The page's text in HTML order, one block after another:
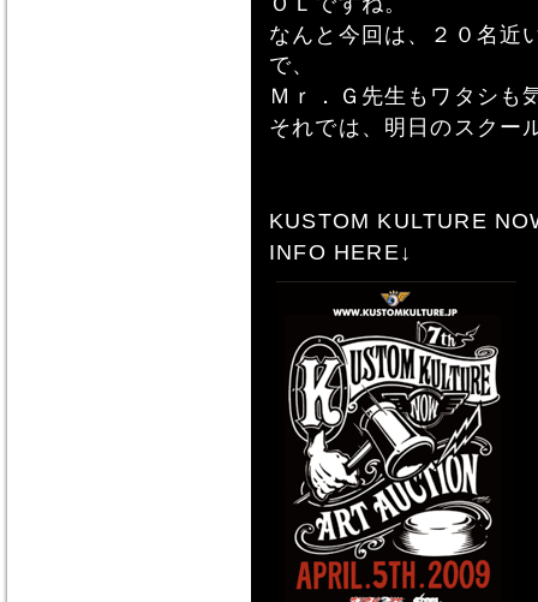
なんと今回は、２０名近
で、
Ｍｒ．Ｇ先生もワタシも
それでは、明日のスクー
KUSTOM KULTURE
INFO HERE↓